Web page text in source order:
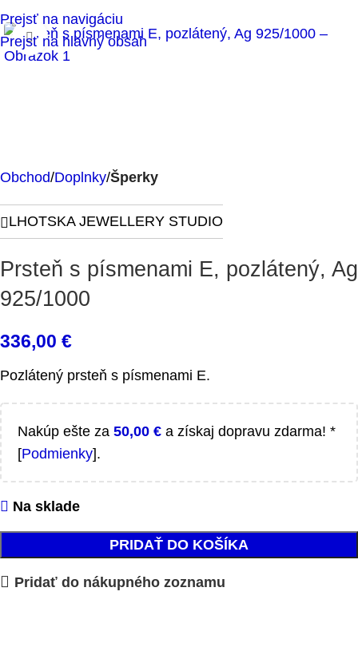
Prejsť na navigáciu
Prejsť na hlavný obsah
Klikni pre zväčšenie
Obchod Doplnky Šperky
LHOTSKA JEWELLERY STUDIO
Prsteň s písmenami E, pozlátený, Ag
925/1000
336,00 €
Pozlátený prsteň s písmenami E.
Nakúp ešte za 50,00 € a získaj dopravu zdarma! *
[Podmienky].
Na sklade
PRIDAŤ DO KOŠÍKA
Pridať do nákupného zoznamu